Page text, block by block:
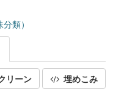
類）
リーン 埋めこみ